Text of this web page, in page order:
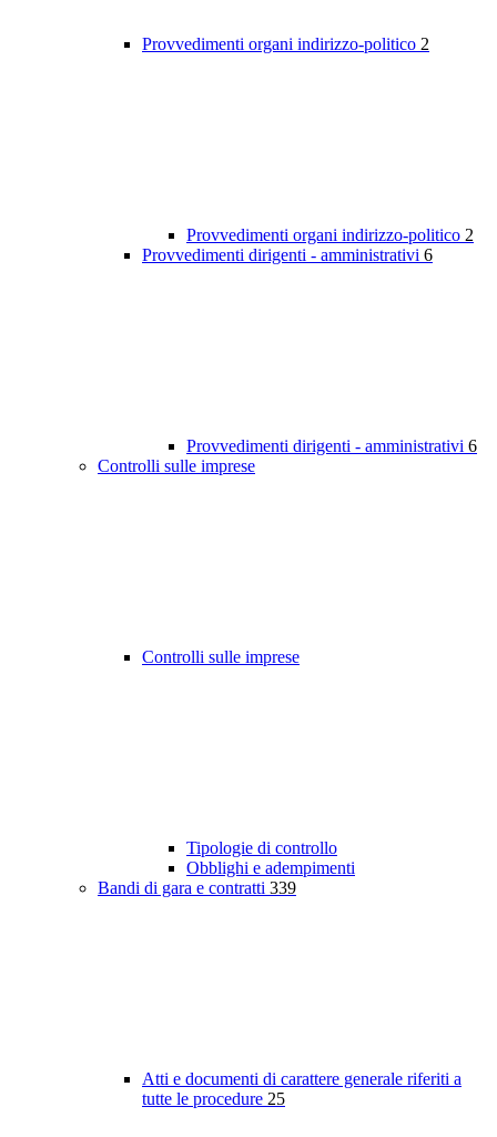
Provvedimenti organi indirizzo-politico 2
Provvedimenti organi indirizzo-politico 2
Provvedimenti dirigenti - amministrativi 6
Provvedimenti dirigenti - amministrativi 6
Controlli sulle imprese
Controlli sulle imprese
Tipologie di controllo
Obblighi e adempimenti
Bandi di gara e contratti 339
Atti e documenti di carattere generale riferiti a
tutte le procedure 25